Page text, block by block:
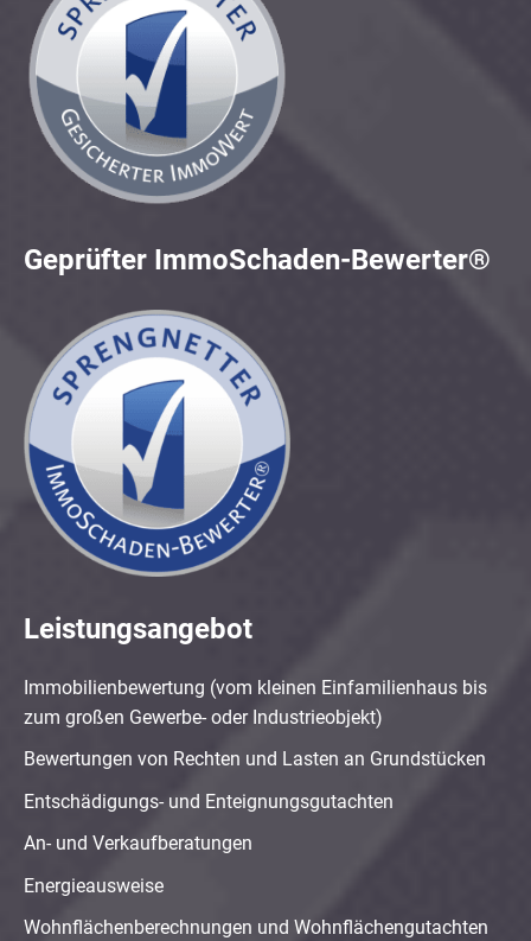
Geprüfter ImmoSchaden-Bewerter®
Leistungsangebot
Immobilienbewertung (vom kleinen Einfamilienhaus bis
zum großen Gewerbe- oder Industrieobjekt)
Bewertungen von Rechten und Lasten an Grundstücken
Entschädigungs- und Enteignungsgutachten
An- und Verkaufberatungen
Energieausweise
Wohnflächenberechnungen und Wohnflächengutachten